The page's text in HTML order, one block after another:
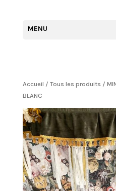
Accueil / Tous les produits/
BLANC